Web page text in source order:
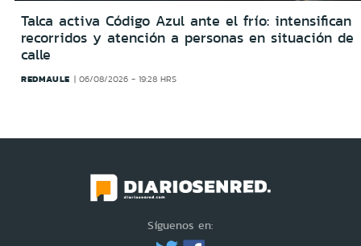
Talca activa Código Azul ante el frío: intensifican
recorridos y atención a personas en situación de
calle
REDMAULE 06/08/2026 - 19:28 HRS
Síguenos en: